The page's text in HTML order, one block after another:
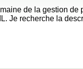
de la gestion de
Je recherche la